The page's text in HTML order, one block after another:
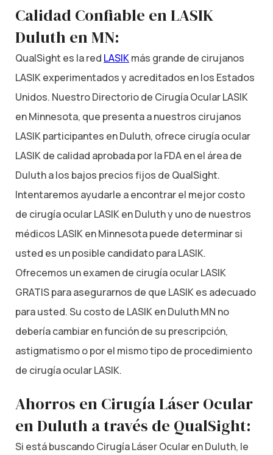
Calidad Confiable en LASIK
Duluth en MN:
QualSight es la red LASIKmás grande de cirujanos
LASIK experimentados y acreditados en los Estados
Unidos. Nuestro Directorio de Cirugía Ocular LASIK
en Minnesota, que presenta a nuestros cirujanos
LASIK participantes en Duluth, ofrece cirugía ocular
LASIK de calidad aprobada por la FDA en el área de
Duluth a los bajos precios fijos de QualSight.
Intentaremos ayudarle a encontrar el mejor costo
de cirugía ocular LASIK en Duluth y uno de nuestros
médicos LASIK en Minnesota puede determinar si
usted es un posible candidato para LASIK.
Ofrecemos un examen de cirugía ocular LASIK
GRATIS para asegurarnos de que LASIK es adecuado
para usted. Su costo de LASIK en Duluth MN no
debería cambiar en función de su prescripción,
astigmatismo o por el mismo tipo de procedimiento
de cirugía ocular LASIK.
Ahorros en Cirugía Láser Ocular
en Duluth a través de QualSight:
Si está buscando Cirugía Láser Ocular en Duluth, le